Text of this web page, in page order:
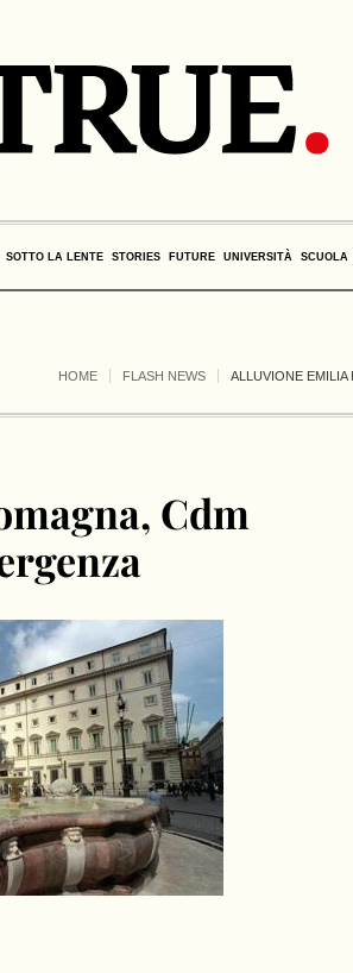
SOTTO LA LENTE STORIES FUTURE UNIVERSITÀ SCUOLA
HOME FLASH NEWS ALLUVIONE EMILIA
Cdm